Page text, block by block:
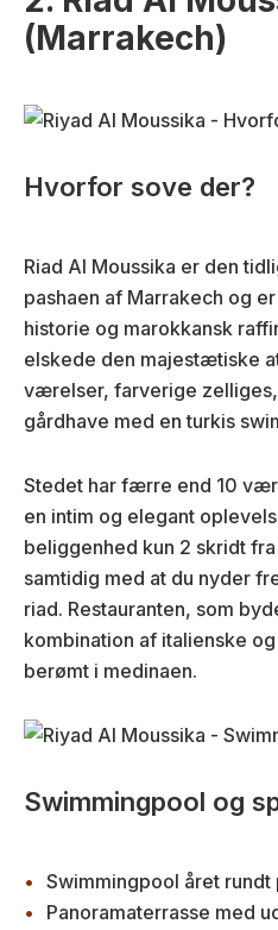
(Marrakech)
Hvorfor sove der?
Riad Al Moussika er den
pashaen af Marrakech og
historie og marokkansk
elskede den majestætiske
værelser, farverige
gårdhave med en turkis
Stedet har færre end 10
en intim og elegant
beliggenhed kun 2 skridt
samtidig med at du nyder
riad. Restauranten, som
kombination af italienske
berømt i medinaen.
Swimmingpool og
Swimmingpool året rundt
Panoramaterrasse med